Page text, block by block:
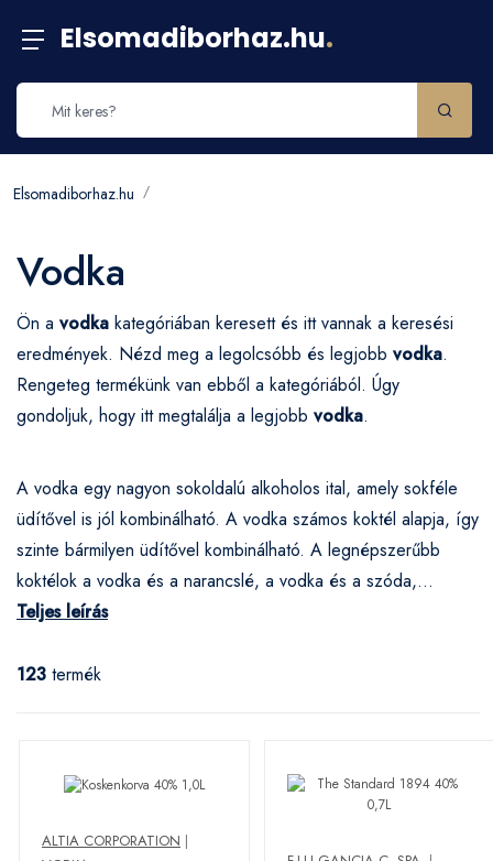
Elsomadiborhaz.hu.
Elsomadiborhaz.hu
Vodka
Ön a vodka kategóriában keresett és itt vannak a keresési
eredmények. Nézd meg a legolcsóbb és legjobb vodka.
Rengeteg termékünk van ebből a kategóriából. Úgy
gondoljuk, hogy itt megtalálja a legjobb vodka.
A vodka egy nagyon sokoldalú alkoholos ital, amely sokféle
üdítővel is jól kombinálható. A vodka számos koktél alapja, így
szinte bármilyen üdítővel kombinálható. A legnépszerűbb
koktélok a vodka és a narancslé, a vodka és a szóda,...
Teljes leírás
123 termék
ALTIA CORPORATION |